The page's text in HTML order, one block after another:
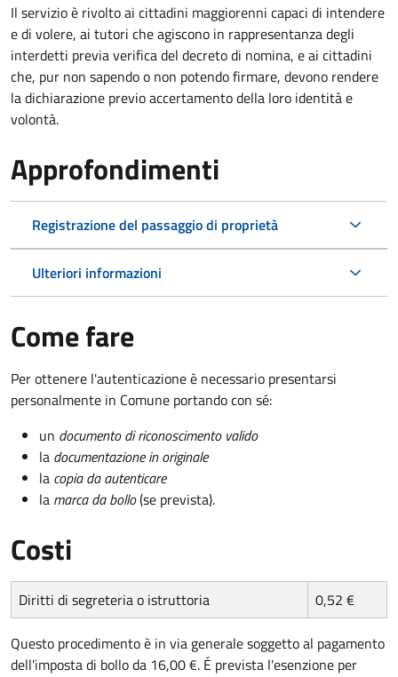
Il servizio è rivolto ai cittadini maggiorenni capaci di intendere
e di volere, ai tutori che agiscono in rappresentanza degli
interdetti previa verifica del decreto di nomina, e ai cittadini
che, pur non sapendo o non potendo firmare, devono rendere
la dichiarazione previo accertamento della loro identità e
volontà.
Approfondimenti
Registrazione del passaggio di proprietà
Ulteriori informazioni
Come fare
Per ottenere l'autenticazione è necessario presentarsi
personalmente in Comune portando con sé:
un documento di riconoscimento valido
la documentazione in originale
la copia da autenticare
la marca da bollo(se prevista).
Costi
Diritti di segreteria o istruttoria 0,52 €
Questo procedimento è in via generale soggetto al pagamento
dell'imposta di bollo da 16,00 €. É prevista l'esenzione per